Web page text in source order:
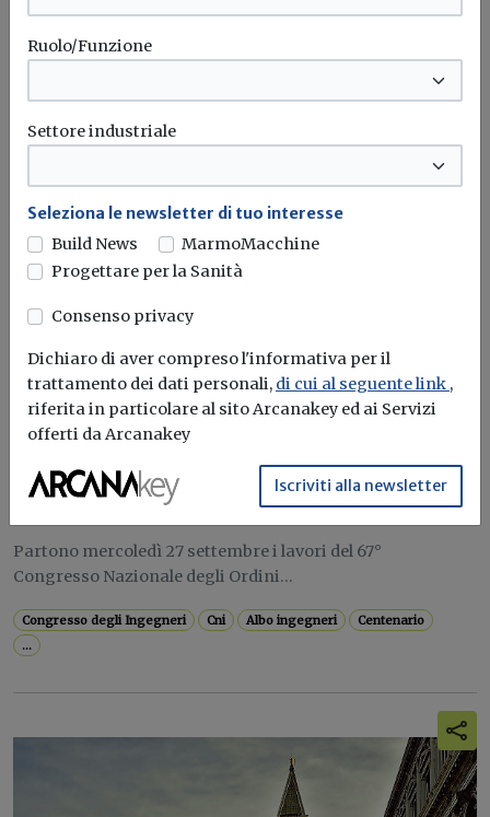
Ingegneri: al via il Congresso del
Redazione Build News
Partono mercoledì 27 settembre i lavori del 67°
Congresso Nazionale degli Ordini...
Congresso degli Ingegneri Cni Albo ingegneri
Centenario
...
Ruolo/Funzione
Settore industriale
Seleziona le newsletter di tuo interesse
Build News
MarmoMacchine
Progettare per la Sanità
Consenso privacy
Dichiaro di aver compreso l'informativa per il
trattamento dei dati personali, di cui al seguente link ,
riferita in particolare al sito Arcanakey ed ai Servizi
offerti da Arcanakey
Iscriviti alla newsletter